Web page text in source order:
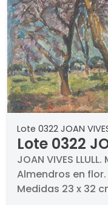
Lote 0322 JOAN
Lote 0322
Almendros
JOAN VIVES
Almendros en
Medidas 23 x 32